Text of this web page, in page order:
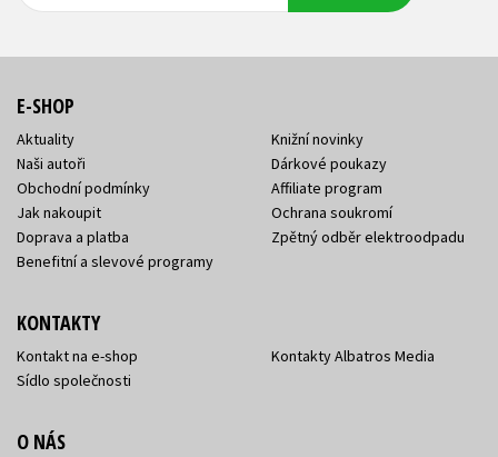
E-SHOP
Aktuality
Naši autoři
Obchodní podmínky
Jak nakoupit
Doprava a platba
Benefitní a slevové programy
Knižní novinky
Dárkové poukazy
Affiliate program
Ochrana soukromí
Zpětný odběr elektroodpadu
KONTAKTY
Kontakt na e-shop
Sídlo společnosti
Kontakty Albatros Media
O NÁS